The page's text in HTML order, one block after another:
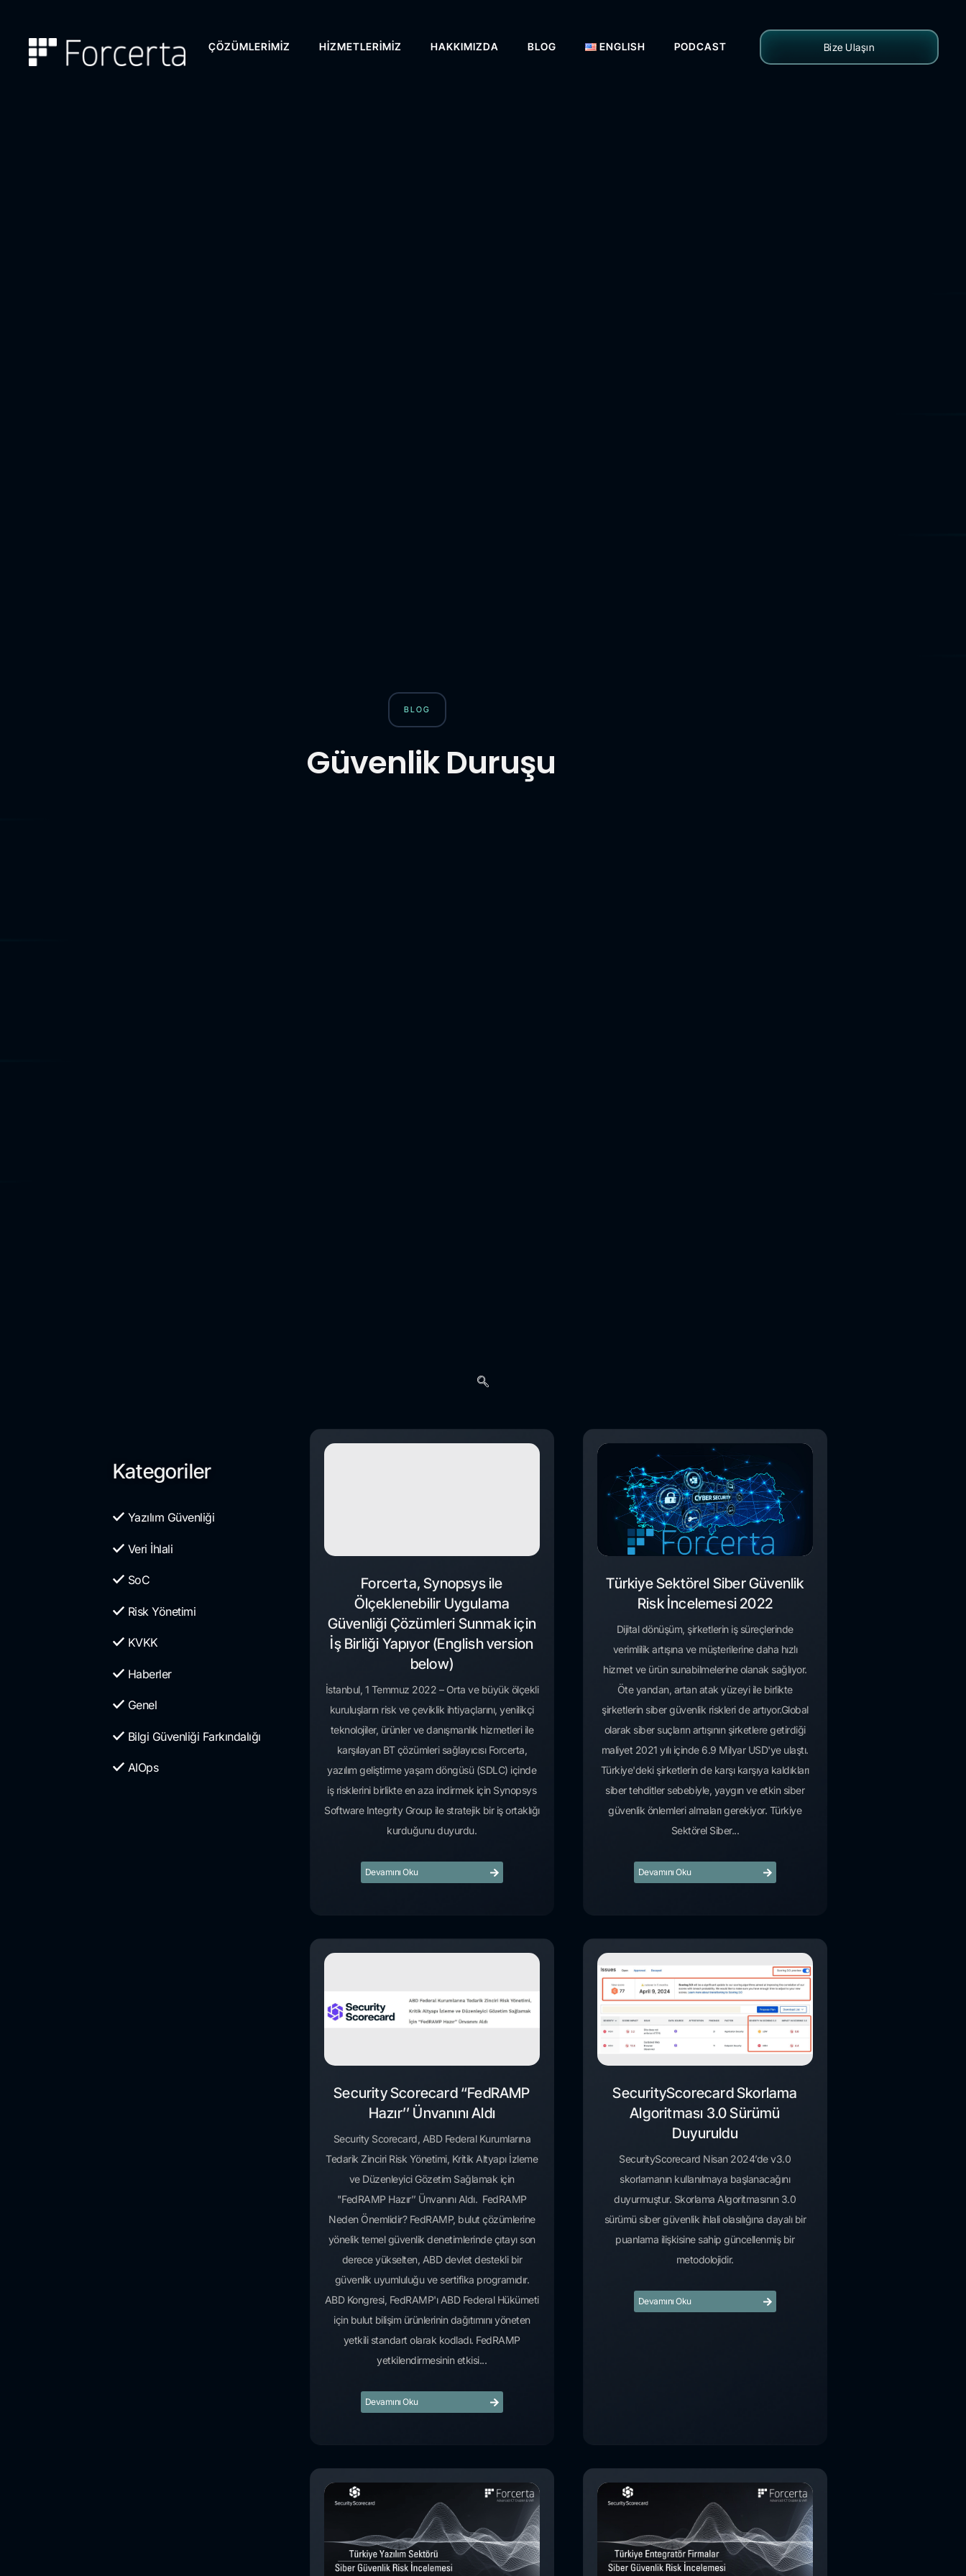
ÇÖZÜMLERIMIZ HIZMETLERIMIZ HAKKIMIZDA BLOG ENGLISH PODCAST Bize Ulaşın
BLOG
Güvenlik Duruşu
Kategoriler
Yazılım Güvenliği
Veri İhlali
SoC
Risk Yönetimi
KVKK
Haberler
Genel
Bilgi Güvenliği Farkındalığı
AIOps
Forcerta, Synopsys ile
Ölçeklenebilir Uygulama
Güvenliği Çözümleri Sunmak için
İş Birliği Yapıyor (English version
below)
İstanbul, 1 Temmuz 2022 – Orta ve büyük ölçekli
kuruluşların risk ve çeviklik ihtiyaçlarını, yenilikçi
teknolojiler, ürünler ve danışmanlık hizmetleri ile
karşılayan BT çözümleri sağlayıcısı Forcerta,
yazılım geliştirme yaşam döngüsü (SDLC) içinde
iş risklerini birlikte en aza indirmek için Synopsys
Software Integrity Group ile stratejik bir iş ortaklığı
kurduğunu duyurdu.
Devamını Oku
Türkiye Sektörel Siber Güvenlik
Risk İncelemesi 2022
Dijital dönüşüm, şirketlerin iş süreçlerinde
verimlilik artışına ve müşterilerine daha hızlı
hizmet ve ürün sunabilmelerine olanak sağlıyor.
Öte yandan, artan atak yüzeyi ile birlikte
şirketlerin siber güvenlik riskleri de artıyor.Global
olarak siber suçların artışının şirketlere getirdiği
maliyet 2021 yılı içinde 6.9 Milyar USD'ye ulaştı.
Türkiye'deki şirketlerin de karşı karşıya kaldıkları
siber tehditler sebebiyle, yaygın ve etkin siber
güvenlik önlemleri almaları gerekiyor. Türkiye
Sektörel Siber...
Devamını Oku
Security Scorecard “FedRAMP
Hazır’’ Ünvanını Aldı
Security Scorecard, ABD Federal Kurumlarına
Tedarik Zinciri Risk Yönetimi, Kritik Altyapı İzleme
ve Düzenleyici Gözetim Sağlamak için
"FedRAMP Hazır’’ Ünvanını Aldı. FedRAMP
Neden Önemlidir? FedRAMP, bulut çözümlerine
yönelik temel güvenlik denetimlerinde çıtayı son
derece yükselten, ABD devlet destekli bir
güvenlik uyumluluğu ve sertifika programıdır.
ABD Kongresi, FedRAMP'ı ABD Federal Hükümeti
için bulut bilişim ürünlerinin dağıtımını yöneten
yetkili standart olarak kodladı. FedRAMP
yetkilendirmesinin etkisi...
Devamını Oku
SecurityScorecard Skorlama
Algoritması 3.0 Sürümü
Duyuruldu
SecurityScorecard Nisan 2024’de v3.0
skorlamanın kullanılmaya başlanacağını
duyurmuştur. Skorlama Algoritmasının 3.0
sürümü siber güvenlik ihlali olasılığına dayalı bir
puanlama ilişkisine sahip güncellenmiş bir
metodolojidir.
Devamını Oku